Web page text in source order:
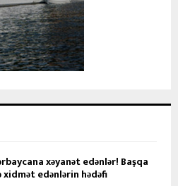
xəyanət edənlər! Başqa
xidmət edənlərin hədəfi